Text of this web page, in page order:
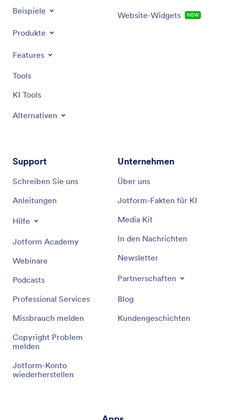
Beispiele
Produkte
Features
Tools
KI Tools
Alternativen
Website-Widgets NEW
Support
Schreiben Sie uns
Anleitungen
Hilfe
Jotform Academy
Webinare
Podcasts
Professional Services
Missbrauch melden
Copyright Problem
melden
Jotform-Konto
wiederherstellen
Unternehmen
Über uns
Jotform-Fakten für KI
Media Kit
In den Nachrichten
Newsletter
Partnerschaften
Blog
Kundengeschichten